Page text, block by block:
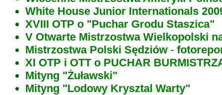
White House Junior Internationals
XVIII OTP o "Puchar Grodu Staszica"
V Otwarte Mistrzostwa Wielkopolski
Mistrzostwa Polski Sędziów -
XI OTP i OTT o PUCHAR
Mityng "Żuławski"
Mityng "Lodowy Krysztal Warty"